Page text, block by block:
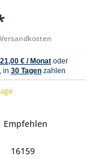
Empfehlen
16159